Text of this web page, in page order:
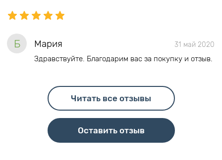
Б Мария 31 май 2020
Здравствуйте. Благодарим вас за покупку и отзыв.
Читать все отзывы
Оставить отзыв